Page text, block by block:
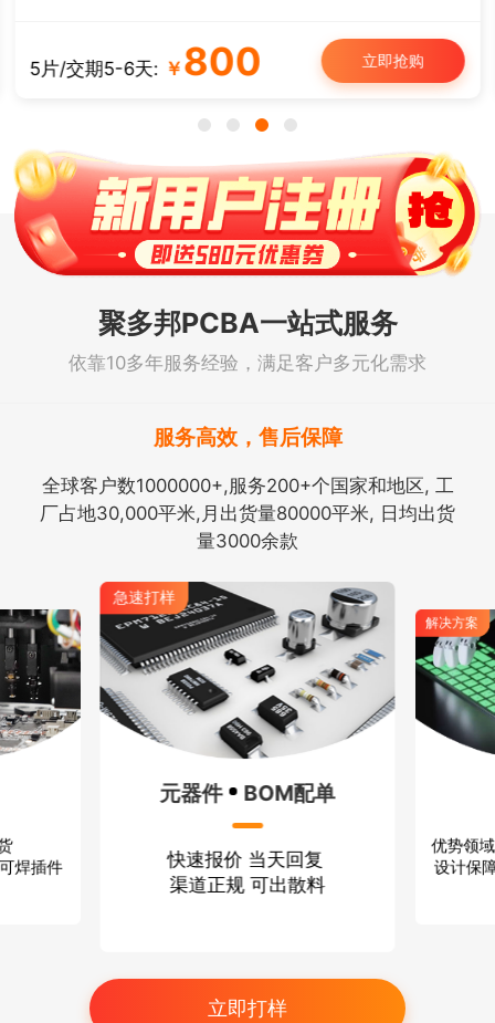
5片/交期3-4天: ￥50 立即抢购
聚多邦PCBA一站式服务
依靠10多年服务经验，满足客户多元化需求
服务高效，售后保障
全球客户数1000000+,服务200+个国家和地区, 工
厂占地30,000平米,月出货量80000平米, 日均出货
量3000余款
料
解决方案
方案设计
优势领域：无线通信 消费电子
设计保障：严格保密 技术过硬
急速打样
打
小
立即打样